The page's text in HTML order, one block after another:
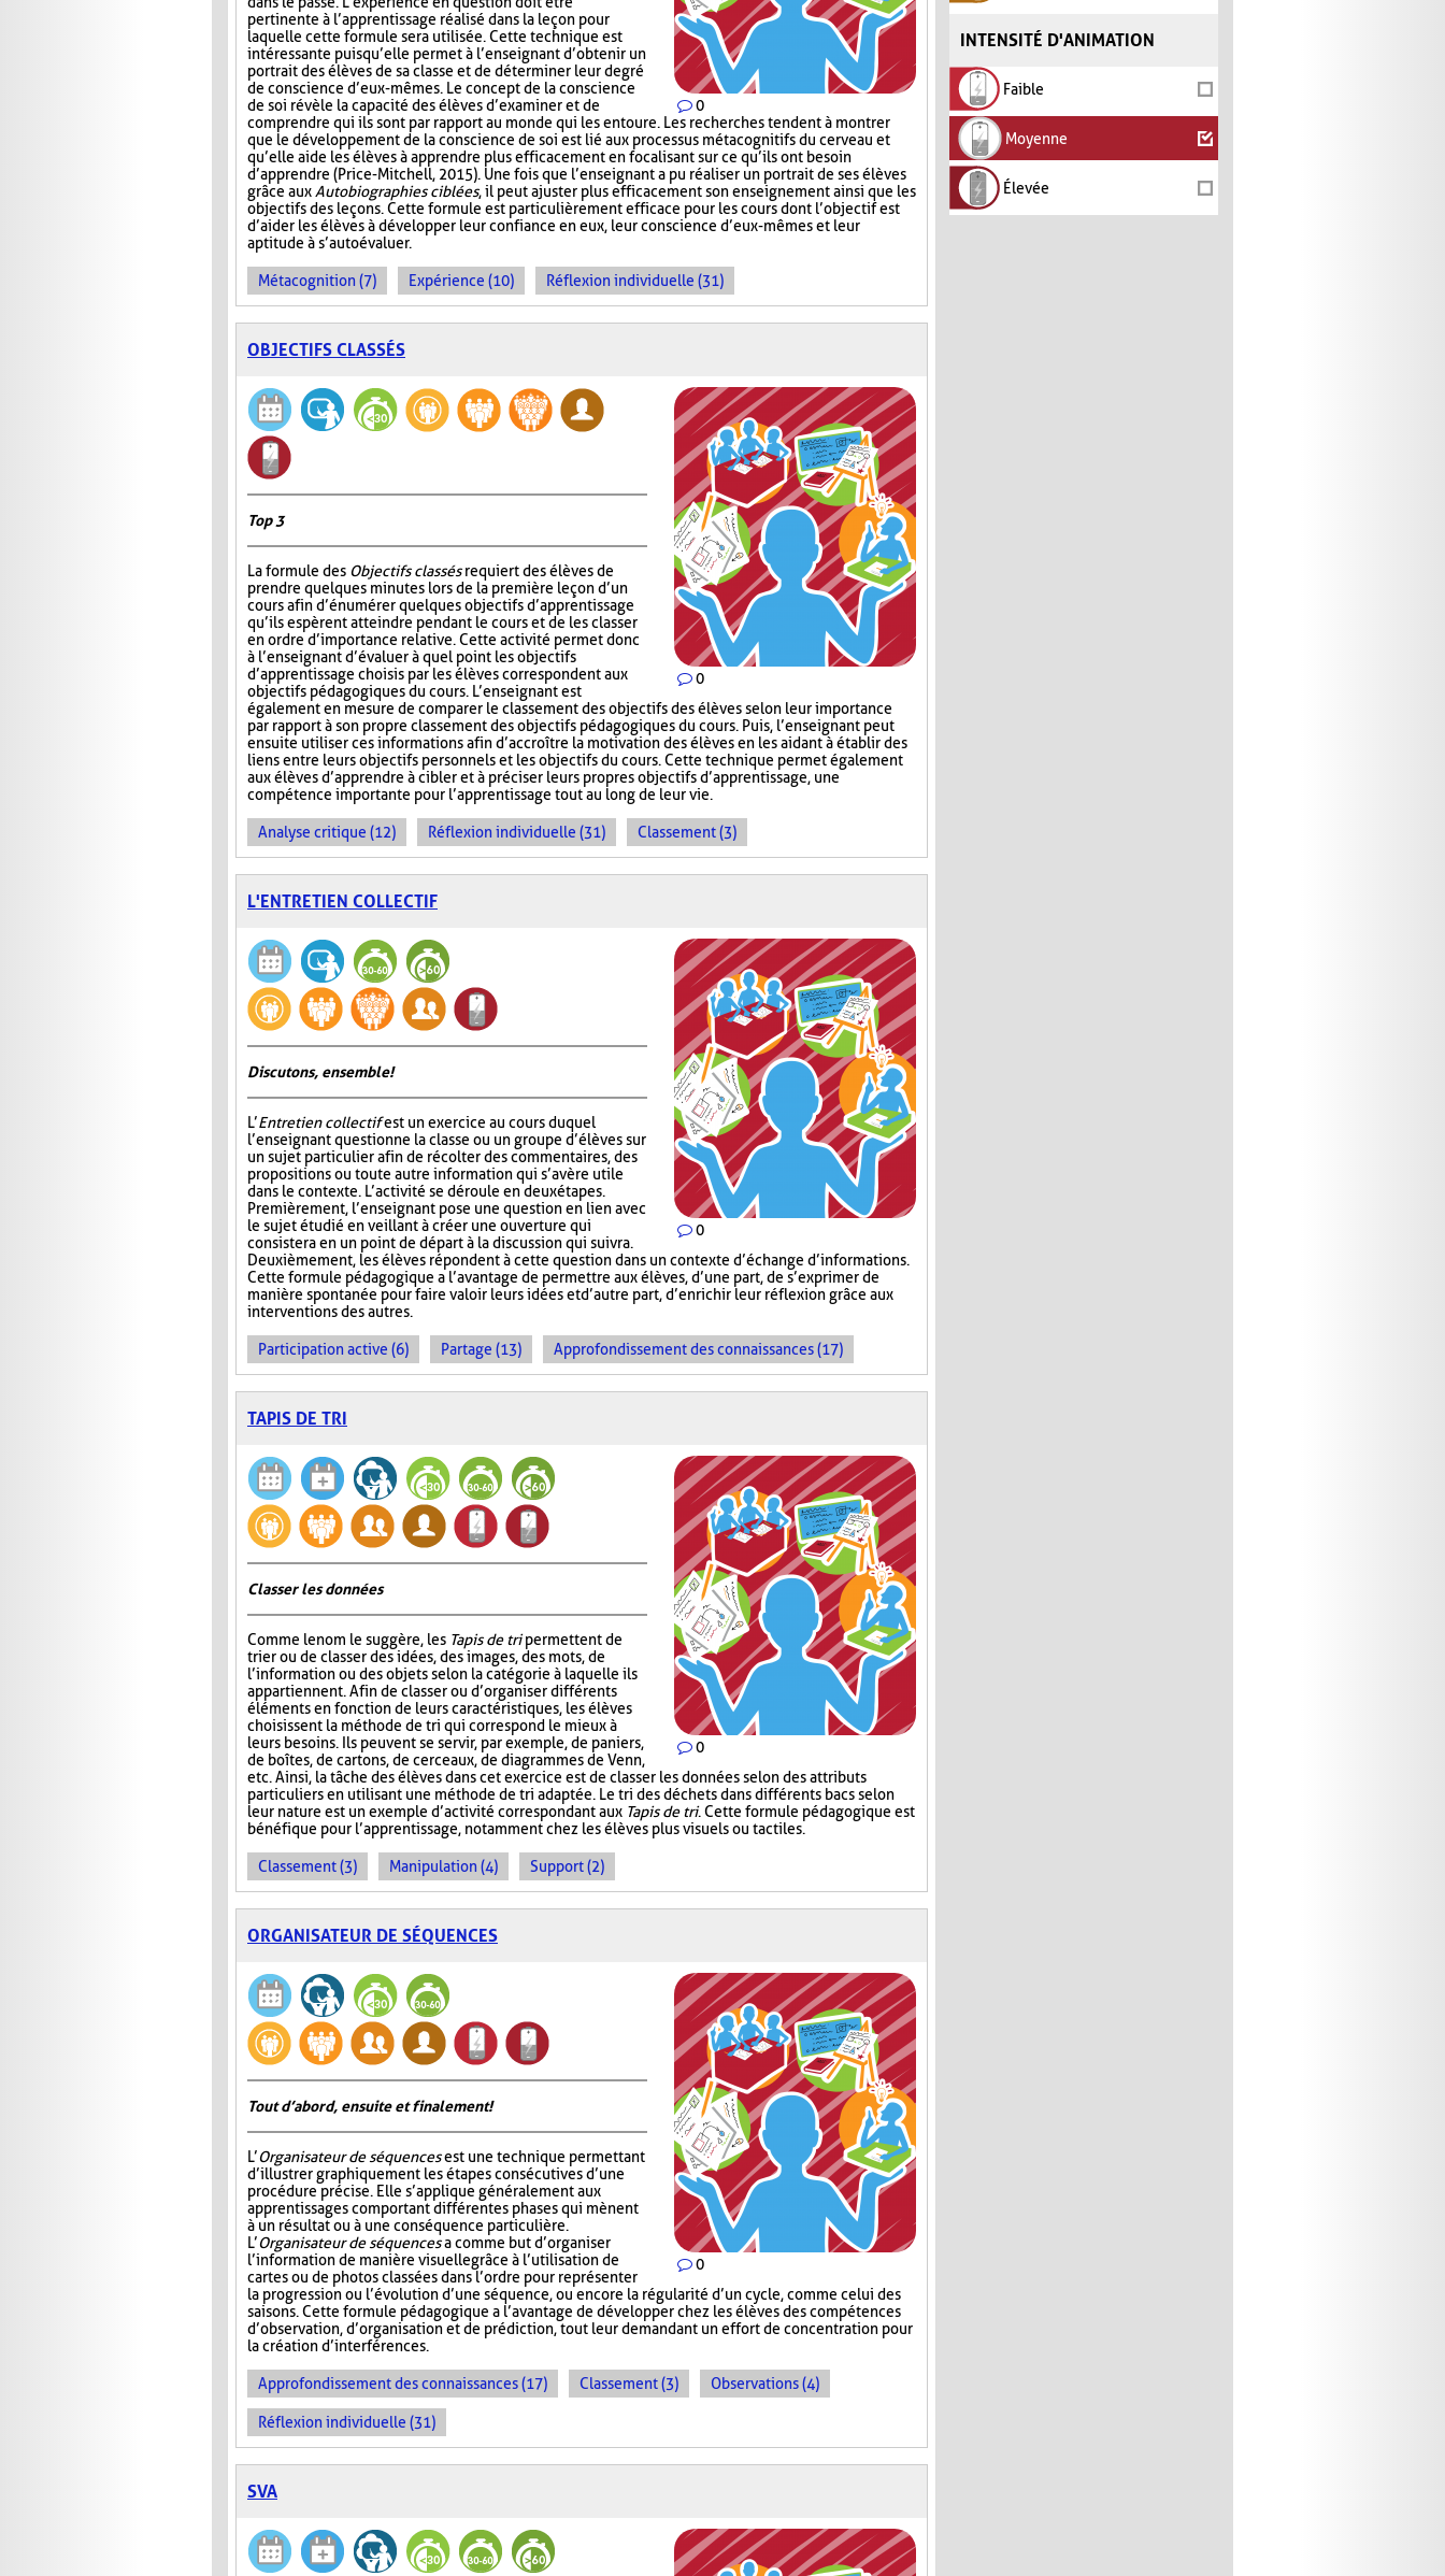
INTENSITÉ D'ANIMATION
Faible
Moyenne
Élevée
0
pertinente à l’apprentissage réalisé dans la leçon pour
laquelle cette formule sera utilisée. Cette technique est
intéressante puisqu’elle permet à l’enseignant d’obtenir un
portrait des élèves de sa classe et de déterminer leur degré
de conscience d’eux-mêmes. Le concept de la conscience
de soi révèle la capacité des élèves d’examiner et de
comprendre qui ils sont par rapport au monde qui les entoure. Les recherches tendent à montrer
que le développement de la conscience de soi est lié aux processus métacognitifs du cerveau et
qu’elle aide les élèves à apprendre plus efficacement en focalisant sur ce qu’ils ont besoin
d’apprendre (Price-Mitchell, 2015). Une fois que l’enseignant a pu réaliser un portrait de ses élèves
grâce auxAutobiographies ciblées, il peut ajuster plus efficacement son enseignement ainsi que les
objectifs des leçons. Cette formule est particulièrement efficace pour les cours dont l’objectif est
d’aider les élèves à développer leur confiance en eux, leur conscience d’eux-mêmes et leur
aptitude à s’autoévaluer.
Métacognition (7) Expérience (10) Réflexion individuelle (31)
OBJECTIFS CLASSÉS
0
Top 3
La formule des Objectifs classésrequiert des élèves de
prendre quelques minutes lors de la première leçon d’un
cours afin d’énumérer quelques objectifs d’apprentissage
qu’ils espèrent atteindre pendant le cours et de les classer
en ordre d’importance relative. Cette activité permet donc
à l’enseignant d’évaluer à quel point les objectifs
d’apprentissage choisis par les élèves correspondent aux
objectifs pédagogiques du cours. L’enseignant est
également en mesure de comparer le classement des objectifs des élèves selon leur importance
par rapport à son propre classement des objectifs pédagogiques du cours. Puis, l’enseignant peut
ensuite utiliser ces informations afin d’accroître la motivation des élèves en les aidant à établir des
liens entre leurs objectifs personnels et les objectifs du cours. Cette technique permet également
aux élèves d’apprendre à cibler et à préciser leurs propres objectifs d’apprentissage, une
compétence importante pour l’apprentissage tout au long de leur vie.
Analyse critique (12) Réflexion individuelle (31) Classement (3)
L'ENTRETIEN COLLECTIF
0
Discutons, ensemble!
L’Entretien collectifest un exercice au cours duquel
l’enseignant questionne la classe ou un groupe d’élèves sur
un sujet particulier afin de récolter des commentaires, des
propositions ou toute autre information qui s’avère utile
dans le contexte. L’activité se déroule en deux étapes.
Premièrement, l’enseignant pose une question en lien avec
le sujet étudié en veillant à créer une ouverture qui
consistera en un point de départ à la discussion qui suivra.
Deuxièmement, les élèves répondent à cette question dans un contexte d’échange d’informations.
Cette formule pédagogique a l’avantage de permettre aux élèves, d’une part, de s’exprimer de
manière spontanée pour faire valoir leurs idées et d’autre part, d’enrichir leur réflexion grâce aux
interventions des autres.
Participation active (6) Partage (13) Approfondissement des connaissances (17)
TAPIS DE TRI
0
Classer les données
Comme le nom le suggère, les Tapis de tripermettent de
trier ou de classer des idées, des images, des mots, de
l’information ou des objets selon la catégorie à laquelle ils
appartiennent. Afin de classer ou d’organiser différents
éléments en fonction de leurs caractéristiques, les élèves
choisissent la méthode de tri qui correspond le mieux à
leurs besoins. Ils peuvent se servir, par exemple, de paniers,
de boîtes, de cartons, de cerceaux, de diagrammes de Venn,
etc. Ainsi, la tâche des élèves dans cet exercice est de classer les données selon des attributs
particuliers en utilisant une méthode de tri adaptée. Le tri des déchets dans différents bacs selon
leur nature est un exemple d’activité correspondant aux Tapis de tri. Cette formule pédagogique est
bénéfique pour l’apprentissage, notamment chez les élèves plus visuels ou tactiles.
Classement (3) Manipulation (4) Support (2)
ORGANISATEUR DE SÉQUENCES
0
Tout d’abord, ensuite et finalement!
L’Organisateur de séquencesest une technique permettant
d’illustrer graphiquement les étapes consécutives d’une
procédure précise. Elle s’applique généralement aux
apprentissages comportant différentes phases qui mènent
à un résultat ou à une conséquence particulière.
L’Organisateur de séquencesa comme but d’organiser
l’information de manière visuellegrâce à l’utilisation de
cartes ou de photos classées dans l’ordre pour représenter
la progression ou l’évolution d’une séquence, ou encore la régularité d’un cycle, comme celui des
saisons. Cette formule pédagogique a l’avantage de développer chez les élèves des compétences
d’observation, d’organisation et de prédiction, tout leur demandant un effort de concentration pour
la création d’interférences.
Approfondissement des connaissances (17) Classement (3) Observations (4)
Réflexion individuelle (31)
SVA